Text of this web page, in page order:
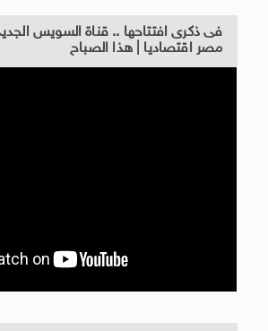
فى ذكرى افتتاحها .. قناة السويس
مصر اقتصاديا | هذا الصباح